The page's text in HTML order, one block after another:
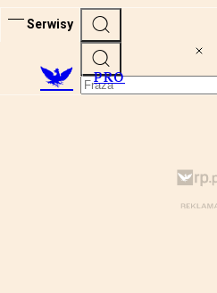
Serwisy
PRO